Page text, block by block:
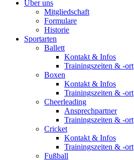
Über uns
Mitgliedschaft
Formulare
Historie
Sportarten
Ballett
Kontakt & Infos
Trainingszeiten & -ort
Boxen
Kontakt & Infos
Trainingszeiten & -ort
Cheerleading
Ansprechpartner
Trainingszeiten & -ort
Cricket
Kontakt & Infos
Trainingszeiten & -ort
Fußball